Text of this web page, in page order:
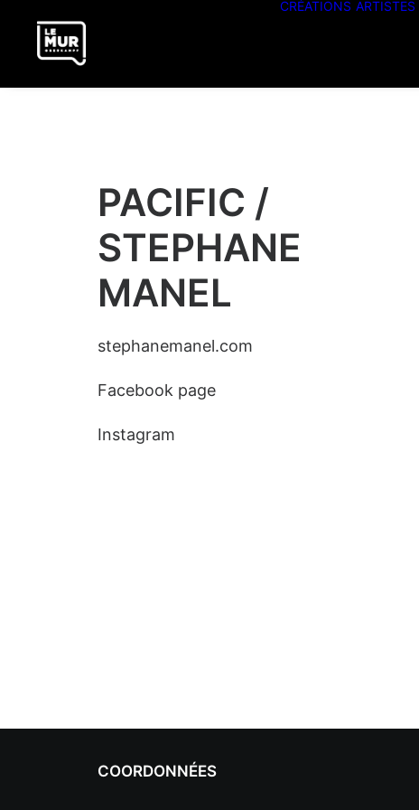
CRÉATIONS ARTISTES
PACIFIC /
STEPHANE
MANEL
stephanemanel.com
Facebook page
Instagram
COORDONNÉES